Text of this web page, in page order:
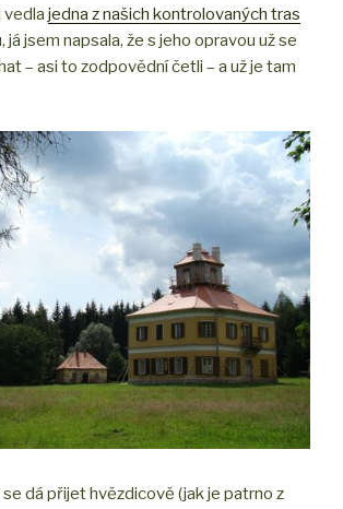
vedla jedna z našich kontrolovaných tras
já jsem napsala, že s jeho opravou už se
– asi to zodpovědní četli – a už je tam
dá přijet hvězdicově (jak je patrno z